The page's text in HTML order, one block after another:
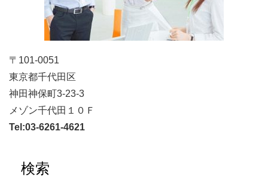
〒101-0051
東京都千代田区
神田神保町3-23-3
メゾン千代田１０Ｆ
Tel:03-6261-4621
検索